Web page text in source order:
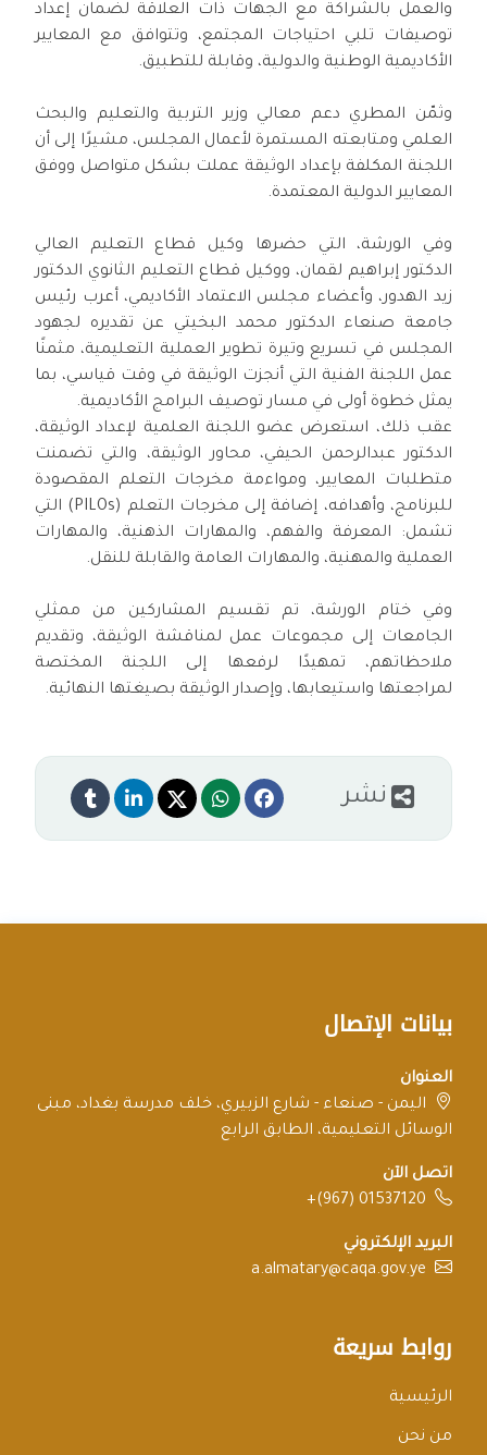
والعمل بالشراكة مع الجهات ذات العلاقة لضمان إعداد
توصيفات تلبي احتياجات المجتمع، وتتوافق مع المعايير
الأكاديمية الوطنية والدولية، وقابلة للتطبيق.
وثمّن المطري دعم معالي وزير التربية والتعليم والبحث
العلمي ومتابعته المستمرة لأعمال المجلس، مشيرًا إلى أن
اللجنة المكلفة بإعداد الوثيقة عملت بشكل متواصل ووفق
المعايير الدولية المعتمدة.
وفي الورشة، التي حضرها وكيل قطاع التعليم العالي
الدكتور إبراهيم لقمان، ووكيل قطاع التعليم الثانوي الدكتور
زيد الهدور، وأعضاء مجلس الاعتماد الأكاديمي، أعرب رئيس
جامعة صنعاء الدكتور محمد البخيتي عن تقديره لجهود
المجلس في تسريع وتيرة تطوير العملية التعليمية، مثمنًا
عمل اللجنة الفنية التي أنجزت الوثيقة في وقت قياسي، بما
يمثل خطوة أولى في مسار توصيف البرامج الأكاديمية.
عقب ذلك، استعرض عضو اللجنة العلمية لإعداد الوثيقة،
الدكتور عبدالرحمن الحيفي، محاور الوثيقة، والتي تضمنت
متطلبات المعايير، ومواءمة مخرجات التعلم المقصودة
للبرنامج، وأهدافه، إضافة إلى مخرجات التعلم (PILOs) التي
تشمل: المعرفة والفهم، والمهارات الذهنية، والمهارات
العملية والمهنية، والمهارات العامة والقابلة للنقل.
وفي ختام الورشة، تم تقسيم المشاركين من ممثلي
الجامعات إلى مجموعات عمل لمناقشة الوثيقة، وتقديم
ملاحظاتهم، تمهيدًا لرفعها إلى اللجنة المختصة
لمراجعتها واستيعابها، وإصدار الوثيقة بصيغتها النهائية.
نشر
بيانات الإتصال
العنوان
اليمن - صنعاء - شارع الزبيري، خلف مدرسة بغداد، مبنى
الوسائل التعليمية، الطابق الرابع
اتصل الآن
+(967) 01537120
البريد الإلكتروني
a.almatary@caqa.gov.ye
روابط سريعة
الرئيسية
من نحن